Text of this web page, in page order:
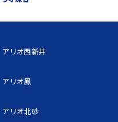
アリオ西新井
アリオ鳳
アリオ北砂